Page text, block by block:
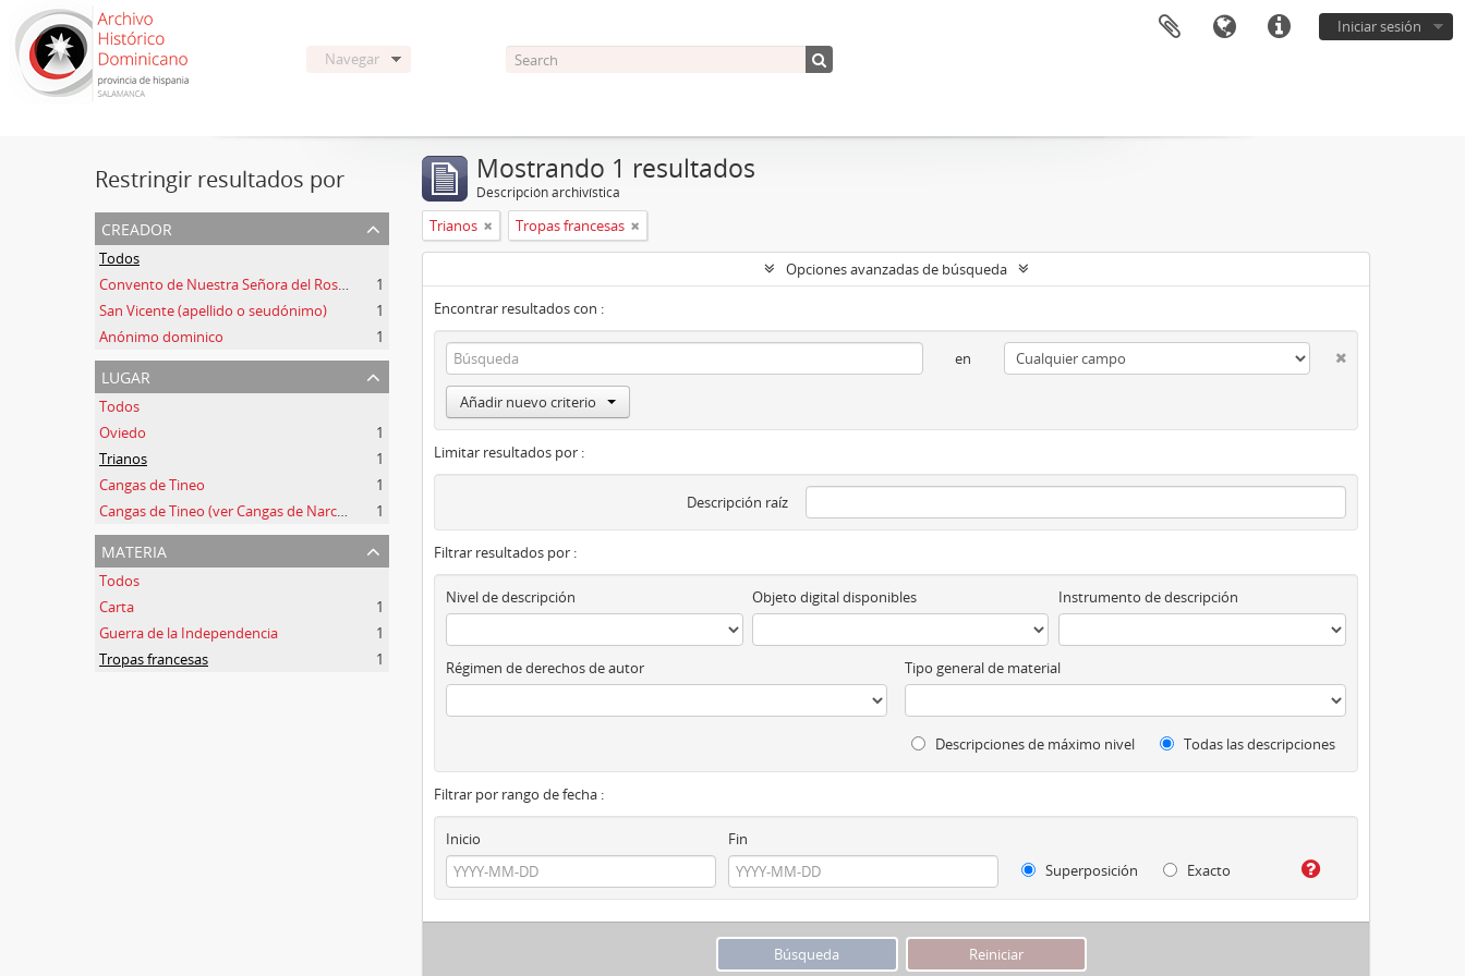
Iniciar sesión
Navegar
Restringir resultados por
creador
Todos
Convento de Nuestra Señora del Rosario de Oviedo
1
San Vicente (apellido o seudónimo)
1
Anónimo dominico
1
lugar
Todos
Oviedo
1
Trianos
1
Cangas de Tineo
1
Cangas de Tineo (ver Cangas de Narcea)
1
materia
Todos
Carta
1
Guerra de la Independencia
1
Tropas francesas
1
Mostrando 1 resultados
Descripción archivística
Trianos Tropas francesas
Opciones avanzadas de búsqueda
Encontrar resultados con :
en
Añadir nuevo criterio
Limitar resultados por :
Descripción raíz
Filtrar resultados por :
Nivel de descripción Objeto digital disponibles Instrumento de descripción
Régimen de derechos de autor Tipo general de material
Descripciones de máximo nivel Todas las descripciones
Filtrar por rango de fecha :
Inicio
Fin
Superposición
Exacto